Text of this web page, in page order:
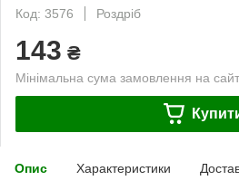
Код: 3576
Роздріб
143 ₴
Мінімальна сума замовлення на
Опис Характеристики